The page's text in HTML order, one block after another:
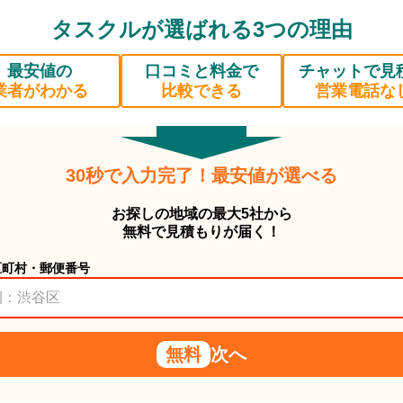
タスクルが選ばれる3つの理由
最安値の
者がわかる
口コミと料金で
比較できる
チャットで見
営業電話な
30秒で入力完了！最安値が選べる
お探しの地域の最大5社から
無料で見積もりが届く！
村・郵便番号
無料 次へ